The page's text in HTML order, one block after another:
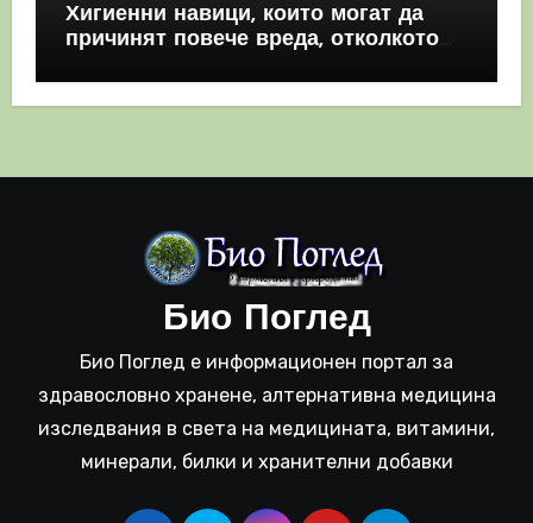
Хигиенни навици, които могат да
причинят повече вреда, отколкото
Био Поглед
Био Поглед е информационен портал за
здравословно хранене, алтернативна медицина
изследвания в света на медицината, витамини,
минерали, билки и хранителни добавки